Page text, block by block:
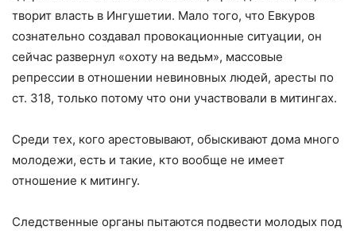
творит власть в Ингушетии. Мало того, что Евкуров
сознательно создавал провокационные ситуации, он
сейчас развернул «охоту на ведьм», массовые
репрессии в отношении невиновных людей, аресты по
ст. 318, только потому что они участвовали в митингах.
Среди тех, кого арестовывают, обыскивают дома много
молодежи, есть и такие, кто вообще не имеет
отношение к митингу.
Следственные органы пытаются подвести молодых под